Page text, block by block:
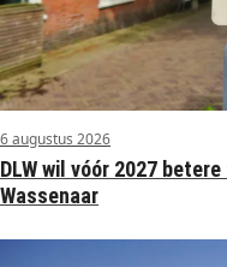
6 augustus 2026
DLW wil vóór 2027
Wassenaar